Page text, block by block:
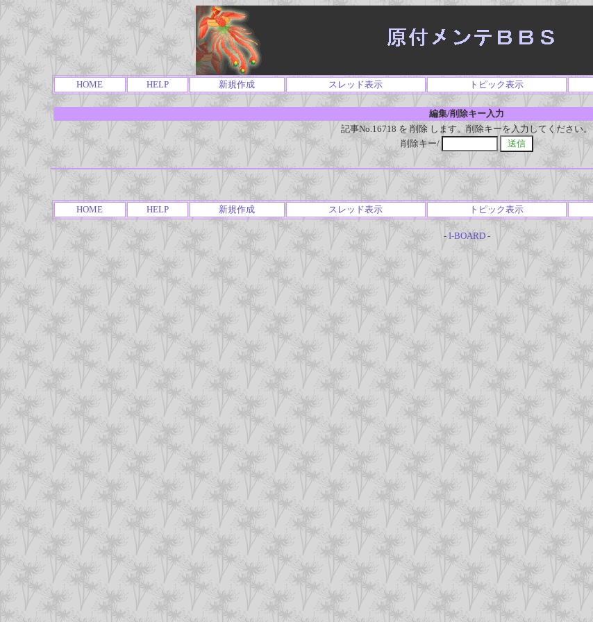
HOME HELP 新規作成 スレッド表示 トピック表示
編集/削除キー入力
記事No.16718 を 削除 します。削除キーを入力してください。
削除キー/
HOME HELP 新規作成 スレッド表示 トピック表示
- I-BOARD-